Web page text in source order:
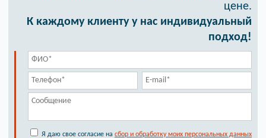
цене.
К каждому клиенту у нас индивидуальный
подход!
Я даю свое согласие на сбор и обработку моих персональных данных